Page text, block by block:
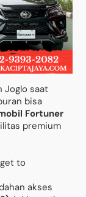
Joglo saat
bisa
Fortuner
premium
to
akses